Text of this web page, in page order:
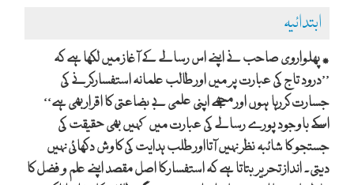
ابتدائیہ
٭ پھلواروی صاحب نے اپنے اس رسالے کے آغاز میں لکھا ہے کہ
’’درود تاج کی عبارت پر میں اور طالب علمانہ استفسارکرنے کی
جسارت کررہا ہوں اور مجھے اپنی علمی بے بضاعتی کا اقرار بھی ہے‘‘
اسکے باوجود پورے رسالے کی عبارت میں کہیں بھی حقیقت کی
جستجو کا شائبہ نظر نہیں آتااور طلب ہدایت کی کاوش دکھائی نہیں
دیتی۔ انداز تحریر بتاتا ہے کہ استفسار کا اصل مقصد اپنے علم و فضل کا